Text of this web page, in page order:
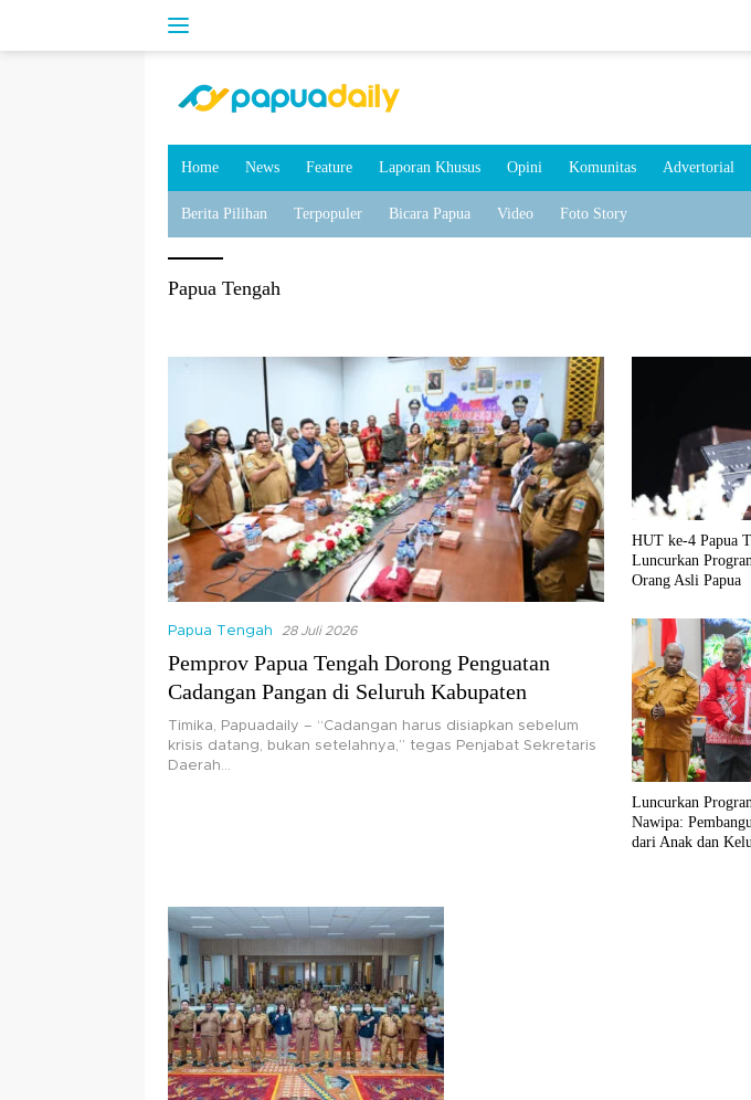
Home News Feature Laporan Khusus Opini Komunitas Advertorial
Berita Pilihan Terpopuler Bicara Papua Video Foto Story
Papua Tengah
Papua Tengah 28 Juli 2026
Pemprov Papua Tengah Dorong Penguatan
Cadangan Pangan di Seluruh Kabupaten
Timika, Papuadaily – “Cadangan harus disiapkan sebelum
krisis datang, bukan setelahnya,” tegas Penjabat Sekretaris
Daerah…
HUT ke-4 Papua
Luncurkan
Orang Asli Papua
Luncurkan
Nawipa:
dari Anak dan